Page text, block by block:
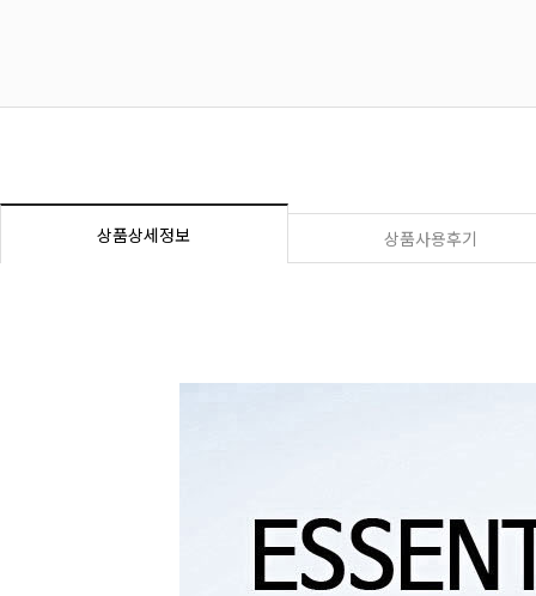
상품상세정보 상품사용후기